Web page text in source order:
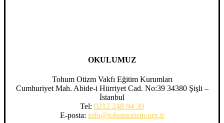
OKULUMUZ
Tohum Otizm Vakfı Eğitim Kurumları
Cumhuriyet Mah. Abide-i Hürriyet Cad. No:39 34380 Şişli –
İstanbul
Tel: 0212 248 94 30
E-posta: info@tohumotizm.org.tr